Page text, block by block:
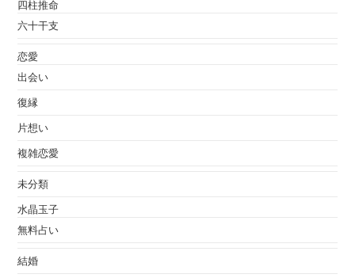
四柱推命
六十干支
恋愛
出会い
復縁
片想い
複雑恋愛
未分類
水晶玉子
無料占い
結婚